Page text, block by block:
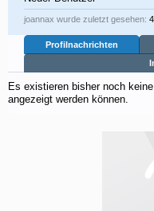
joannax wurde zuletzt gesehen:
Profilnachrichten
Es existieren bisher noch
angezeigt werden können.